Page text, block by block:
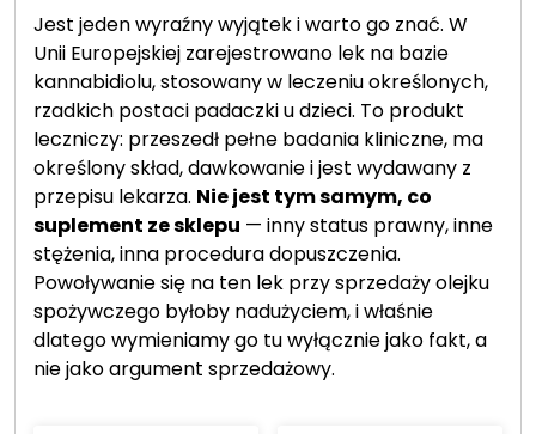
Jest jeden wyraźny wyjątek i warto go znać. W
Unii Europejskiej zarejestrowano lek na bazie
kannabidiolu, stosowany w leczeniu określonych,
rzadkich postaci padaczki u dzieci. To produkt
leczniczy: przeszedł pełne badania kliniczne, ma
określony skład, dawkowanie i jest wydawany z
przepisu lekarza. Nie jest tym samym, co
suplement ze sklepu — inny status prawny, inne
stężenia, inna procedura dopuszczenia.
Powoływanie się na ten lek przy sprzedaży olejku
spożywczego byłoby nadużyciem, i właśnie
dlatego wymieniamy go tu wyłącznie jako fakt, a
nie jako argument sprzedażowy.